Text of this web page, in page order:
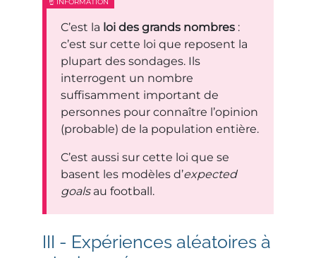
C’est la loi des grands nombres :
c’est sur cette loi que reposent la
plupart des sondages. Ils
interrogent un nombre
suffisamment important de
personnes pour connaître l’opinion
(probable) de la population entière.
C’est aussi sur cette loi que se
basent les modèles d’expected
goalsau football.
Expériences aléatoires à